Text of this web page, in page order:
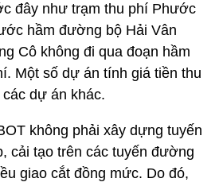
đây như trạm thu phí Phước
hầm đường bộ Hải Vân
Cô không đi qua đoạn hầm
Một số dự án tính giá tiền thu
dự án khác.
không phải xây dựng tuyến
cải tạo trên các tuyến đường
giao cắt đồng mức. Do đó,